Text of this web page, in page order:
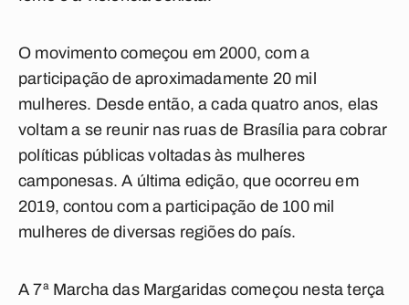
O movimento começou em 2000, com a
participação de aproximadamente 20 mil
mulheres. Desde então, a cada quatro anos, elas
voltam a se reunir nas ruas de Brasília para cobrar
políticas públicas voltadas às mulheres
camponesas. A última edição, que ocorreu em
2019, contou com a participação de 100 mil
mulheres de diversas regiões do país.
A 7ª Marcha das Margaridas começou nesta terça